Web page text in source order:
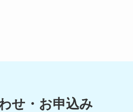
せ・お申込み